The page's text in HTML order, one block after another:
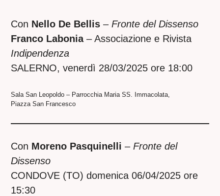
Con Nello De Bellis–Fronte del Dissenso
Franco Labonia– Associazione e Rivista
Indipendenza
SALERNO, venerdì 28/03/2025 ore 18:00
Sala San Leopoldo – Parrocchia Maria SS. Immacolata,
Piazza San Francesco
Con Moreno Pasquinelli–Fronte del
Dissenso
CONDOVE (TO) domenica 06/04/2025 ore
15:30